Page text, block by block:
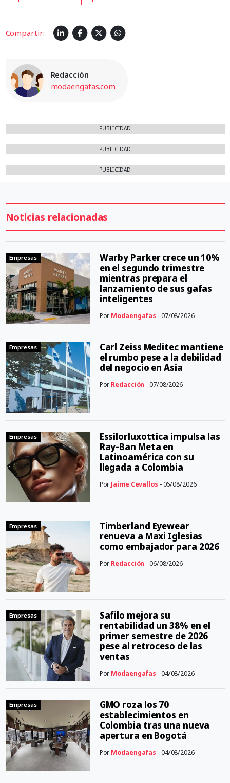
Compartir:
Redacción
modaengafas.com
PUBLICIDAD
PUBLICIDAD
PUBLICIDAD
Noticias relacionadas
Empresas
Warby Parker crece un 10%
en el segundo trimestre
mientras prepara el
lanzamiento de sus gafas
inteligentes
Por Modaengafas - 07/08/2026
Empresas
Carl Zeiss Meditec mantiene
el rumbo pese a la debilidad
del negocio en Asia
Por Redacción - 07/08/2026
Empresas
Essilorluxottica impulsa las
Ray-Ban Meta en
Latinoamérica con su
llegada a Colombia
Por Jaime Cevallos - 06/08/2026
Empresas
Timberland Eyewear
renueva a Maxi Iglesias
como embajador para 2026
Por Redacción - 06/08/2026
Empresas
Safilo mejora su
rentabilidad un 38% en el
primer semestre de 2026
pese al retroceso de las
ventas
Por Modaengafas - 04/08/2026
Empresas
GMO roza los 70
establecimientos en
Colombia tras una nueva
apertura en Bogotá
Por Modaengafas - 04/08/2026